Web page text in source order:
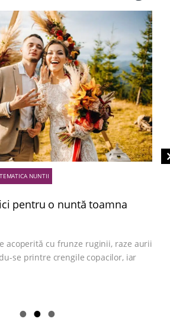
NUNTII
pentru o nuntă toamna
acoperită cu frunze ruginii, raze aurii
se printre crengile copacilor, iar